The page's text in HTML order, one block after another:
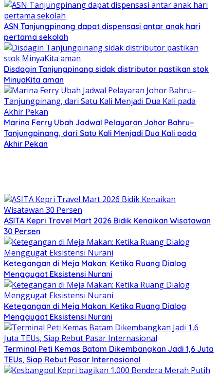
ASN Tanjungpinang dapat dispensasi antar anak hari
pertama sekolah
Disdagin Tanjungpinang sidak distributor pastikan stok
MinyaKita aman
Marina Ferry Ubah Jadwal Pelayaran Johor Bahru–
Tanjungpinang, dari Satu Kali Menjadi Dua Kali pada
Akhir Pekan
ASITA Kepri Travel Mart 2026 Bidik Kenaikan Wisatawan
30 Persen
Ketegangan di Meja Makan: Ketika Ruang Dialog
Menggugat Eksistensi Nurani
Ketegangan di Meja Makan: Ketika Ruang Dialog
Menggugat Eksistensi Nurani
Terminal Peti Kemas Batam Dikembangkan Jadi 1,6 Juta
TEUs, Siap Rebut Pasar Internasional